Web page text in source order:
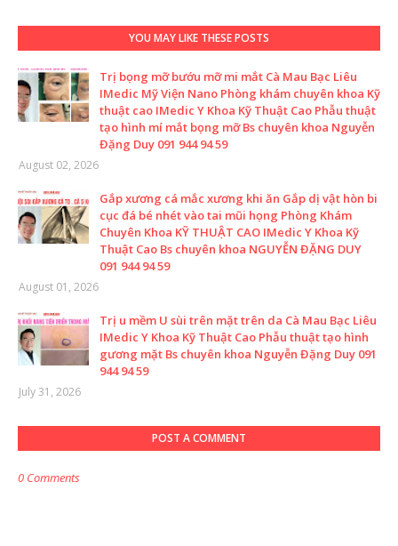
YOU MAY LIKE THESE POSTS
Trị bọng mỡ bướu mỡ mi mắt Cà Mau Bạc Liêu
IMedic Mỹ Viện Nano Phòng khám chuyên khoa Kỹ
thuật cao IMedic Y Khoa Kỹ Thuật Cao Phẫu thuật
tạo hình mí mắt bọng mỡ Bs chuyên khoa Nguyễn
Đặng Duy 091 944 94 59
August 02, 2026
Gắp xương cá mắc xương khi ăn Gắp dị vật hòn bi
cục đá bé nhét vào tai mũi họng Phòng Khám
Chuyên Khoa KỸ THUẬT CAO IMedic Y Khoa Kỹ
Thuật Cao Bs chuyên khoa NGUYỄN ĐẶNG DUY
091 944 94 59
August 01, 2026
Trị u mềm U sùi trên mặt trên da Cà Mau Bạc Liêu
IMedic Y Khoa Kỹ Thuật Cao Phẫu thuật tạo hình
gương mặt Bs chuyên khoa Nguyễn Đặng Duy 091
944 94 59
July 31, 2026
POST A COMMENT
0 Comments